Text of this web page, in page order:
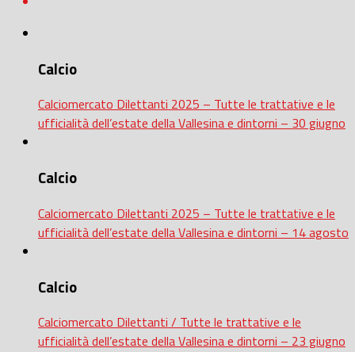
Calcio
Calciomercato Dilettanti 2025 – Tutte le trattative e le
ufficialità dell’estate della Vallesina e dintorni – 30 giugno
Calcio
Calciomercato Dilettanti 2025 – Tutte le trattative e le
ufficialità dell’estate della Vallesina e dintorni – 14 agosto
Calcio
Calciomercato Dilettanti / Tutte le trattative e le
ufficialità dell’estate della Vallesina e dintorni – 23 giugno